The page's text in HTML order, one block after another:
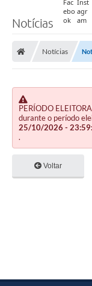
Notícias
Notícias
PERÍODO
durante o período
25/10/2026 -
.
Voltar